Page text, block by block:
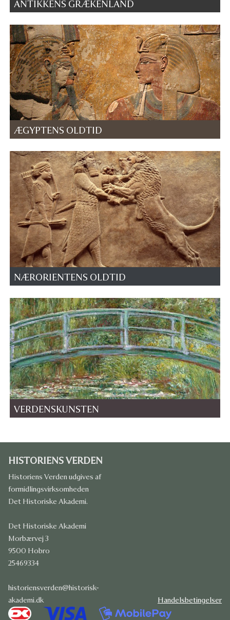
ANTIKKENS GRÆKENLAND
ÆGYPTENS OLDTID
NÆRORIENTENS OLDTID
VERDENSKUNSTEN
HISTORIENS VERDEN
Historiens Verden udgives af
formidlingsvirksomheden
Det Historiske Akademi.
Det Historiske Akademi
Morbærvej 3
9500 Hobro
25469334
historiensverden@historisk-
akademi.dk
Handelsbetingelser